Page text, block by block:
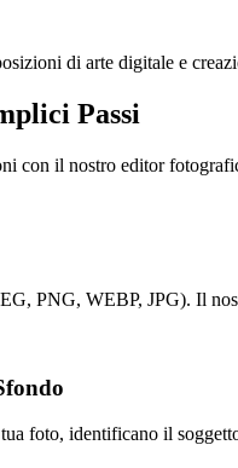
di arte digitale e
Passi
con il nostro editor
PNG, WEBP, JPG). Il
foto, identificano il